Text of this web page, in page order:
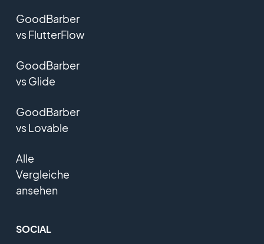
GoodBarber
vs FlutterFlow
GoodBarber
vs Glide
GoodBarber
vs Lovable
Alle
Vergleiche
ansehen
SOCIAL